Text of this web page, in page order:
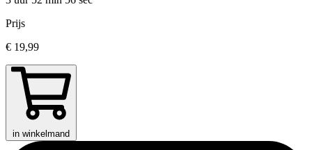
Prijs
€ 19,99
in winkelmand